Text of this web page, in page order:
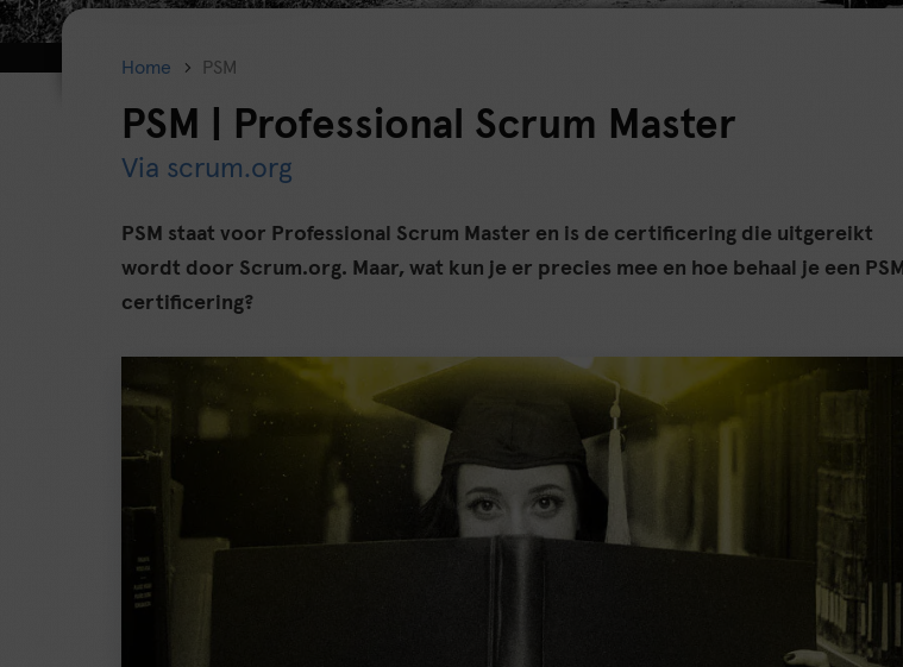
Home PSM
PSM | Professional Scrum Master
Via scrum.org
PSM staat voor Professional Scrum Master en is de certificering die uitgereikt
wordt door Scrum.org. Maar, wat kun je er precies mee en hoe behaal je een PSM
certificering?